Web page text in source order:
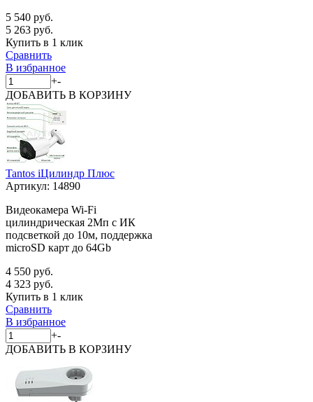
5 540 руб.
5 263 руб.
Купить в 1 клик
Сравнить
В избранное
+-
ДОБАВИТЬ В КОРЗИНУ
Tantos iЦилиндр Плюс
Артикул: 14890
Видеокамера Wi-Fi
цилиндрическая 2Мп с ИК
подсветкой до 10м, поддержка
microSD карт до 64Gb
4 550 руб.
4 323 руб.
Купить в 1 клик
Сравнить
В избранное
+-
ДОБАВИТЬ В КОРЗИНУ